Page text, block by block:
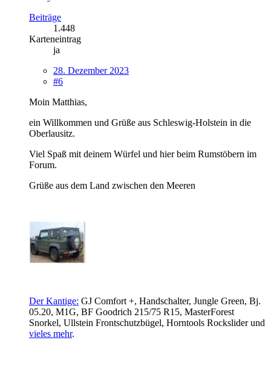
Beiträge
1.448
Karteneintrag
ja
28. Dezember 2023
#6
Moin Matthias,
ein Willkommen und Grüße aus Schleswig-Holstein in die
Oberlausitz.
Viel Spaß mit deinem Würfel und hier beim Rumstöbern im
Forum.
Grüße aus dem Land zwischen den Meeren
Der Kantige: GJ Comfort +, Handschalter, Jungle Green, Bj.
05.20, M1G, BF Goodrich 215/75 R15, MasterForest
Snorkel, Ullstein Frontschutzbügel, Horntools Rockslider und
vieles mehr.